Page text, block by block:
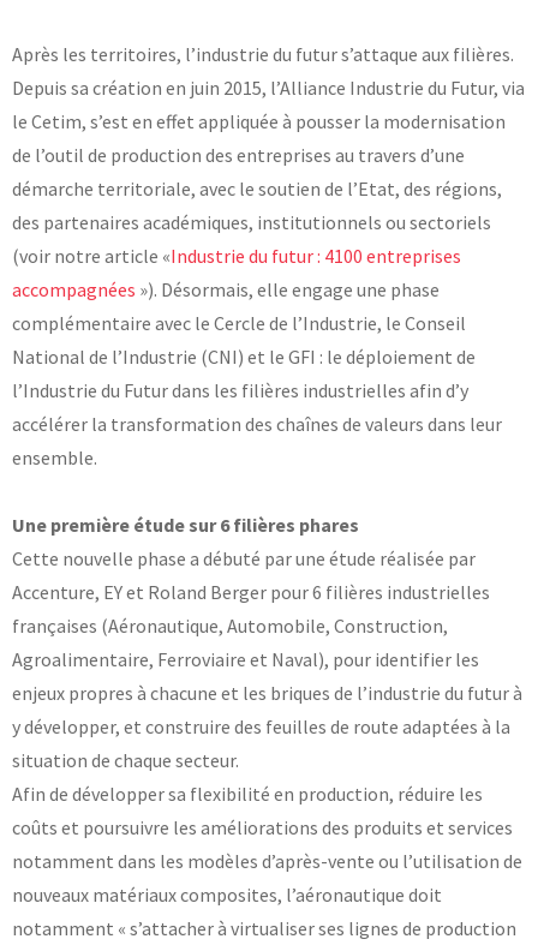
Normalisation
Technologies Prioritaires 2030
RECHERCHE
Laboratoires communs
Carnot
Fondation Cetim
Publications scientifiques
Librairie
AGRÉMENTS ET RECONNAISSANCES QSE
Certifications qualité
Cofrac Étalonnage
Cofrac Essai
MASE
Notifications CE
Agréments internationaux
Agrément ministériel
Certifications Cofrend
Le Cetim en bref
Nos valeurs
Gouvernance
Vidéo de présentation
Historique
Charte développement durable
Information pratiques
Mentions légales
Données personnelles
Avis d'achat
Après les territoires, l’industrie du futur s’attaque aux filières.
Depuis sa création en juin 2015, l’Alliance Industrie du Futur, via
le Cetim, s’est en effet appliquée à pousser la modernisation
de l’outil de production des entreprises au travers d’une
démarche territoriale, avec le soutien de l’Etat, des régions,
des partenaires académiques, institutionnels ou sectoriels
(voir notre article «Industrie du futur : 4100 entreprises
accompagnées »). Désormais, elle engage une phase
complémentaire avec le Cercle de l’Industrie, le Conseil
National de l’Industrie (CNI) et le GFI : le déploiement de
l’Industrie du Futur dans les filières industrielles afin d’y
accélérer la transformation des chaînes de valeurs dans leur
ensemble.
Une première étude sur 6 filières phares
Cette nouvelle phase a débuté par une étude réalisée par
Accenture, EY et Roland Berger pour 6 filières industrielles
françaises (Aéronautique, Automobile, Construction,
Agroalimentaire, Ferroviaire et Naval), pour identifier les
enjeux propres à chacune et les briques de l’industrie du futur à
y développer, et construire des feuilles de route adaptées à la
situation de chaque secteur.
Afin de développer sa flexibilité en production, réduire les
coûts et poursuivre les améliorations des produits et services
notamment dans les modèles d’après-vente ou l’utilisation de
nouveaux matériaux composites, l’aéronautique doit
notamment « s’attacher à virtualiser ses lignes de production